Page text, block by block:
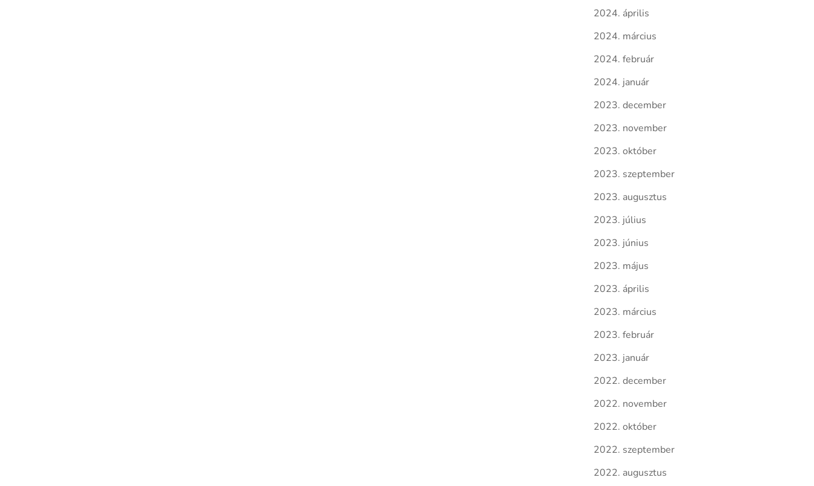
2024. április
2024. március
2024. február
2024. január
2023. december
2023. november
2023. október
2023. szeptember
2023. augusztus
2023. július
2023. június
2023. május
2023. április
2023. március
2023. február
2023. január
2022. december
2022. november
2022. október
2022. szeptember
2022. augusztus